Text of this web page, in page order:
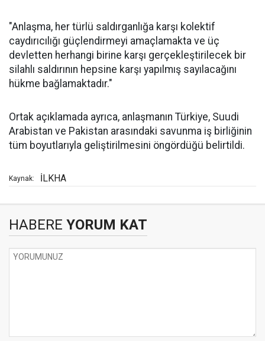
"Anlaşma, her türlü saldırganlığa karşı kolektif
caydırıcılığı güçlendirmeyi amaçlamakta ve üç
devletten herhangi birine karşı gerçekleştirilecek bir
silahlı saldırının hepsine karşı yapılmış sayılacağını
hükme bağlamaktadır."
Ortak açıklamada ayrıca, anlaşmanın Türkiye, Suudi
Arabistan ve Pakistan arasındaki savunma iş birliğinin
tüm boyutlarıyla geliştirilmesini öngördüğü belirtildi.
Kaynak: İLKHA
HABERE YORUM KAT